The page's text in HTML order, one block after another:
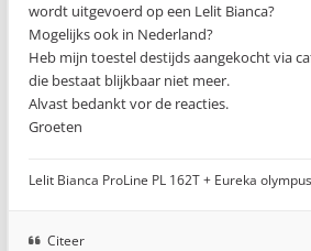
wordt uitgevoerd op een Lelit Bianca?
Mogelijks ook in Nederland?
Heb mijn toestel destijds aangekocht via
die bestaat blijkbaar niet meer.
Alvast bedankt vor de reacties.
Groeten
Lelit Bianca ProLine PL 162T + Eureka
Citeer